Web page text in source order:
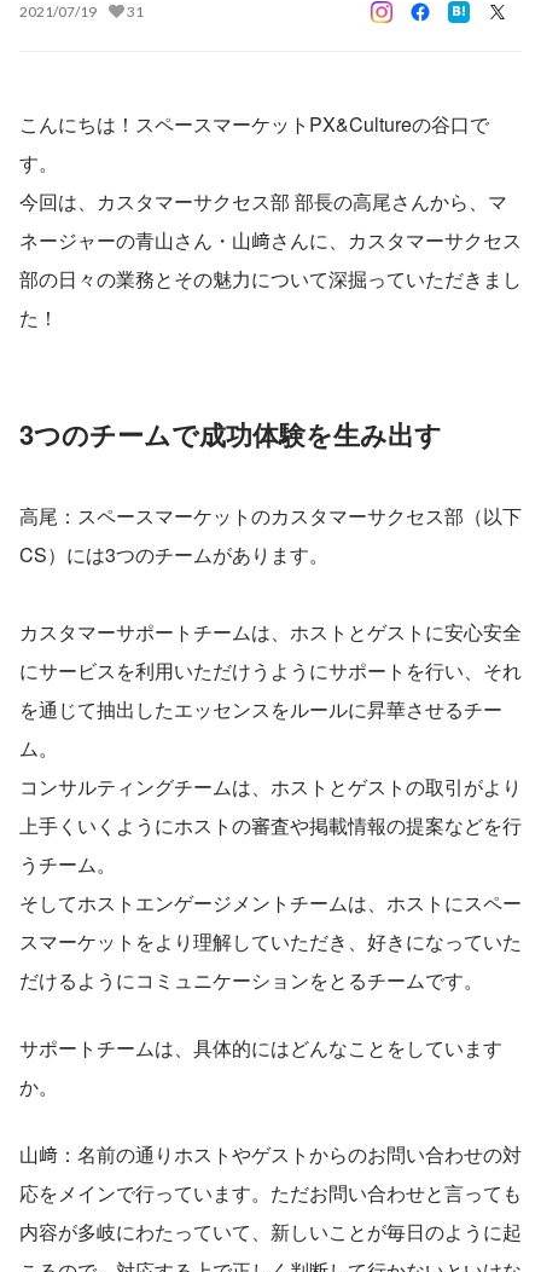
2021/07/19 31
こんにちは！スペースマーケットPX&Cultureの谷口で
す。
今回は、カスタマーサクセス部 部長の高尾さんから、マ
ネージャーの青山さん・山﨑さんに、カスタマーサクセス
部の日々の業務とその魅力について深掘っていただきまし
た！
3つのチームで成功体験を生み出す
高尾：スペースマーケットのカスタマーサクセス部（以下
CS）には3つのチームがあります。
カスタマーサポートチームは、ホストとゲストに安心安全
にサービスを利用いただけうようにサポートを行い、それ
を通じて抽出したエッセンスをルールに昇華させるチー
ム。
コンサルティングチームは、ホストとゲストの取引がより
上手くいくようにホストの審査や掲載情報の提案などを行
うチーム。
そしてホストエンゲージメントチームは、ホストにスペー
スマーケットをより理解していただき、好きになっていた
だけるようにコミュニケーションをとるチームです。
サポートチームは、具体的にはどんなことをしています
か。
山﨑：名前の通りホストやゲストからのお問い合わせの対
応をメインで行っています。ただお問い合わせと言っても
内容が多岐にわたっていて、新しいことが毎日のように起